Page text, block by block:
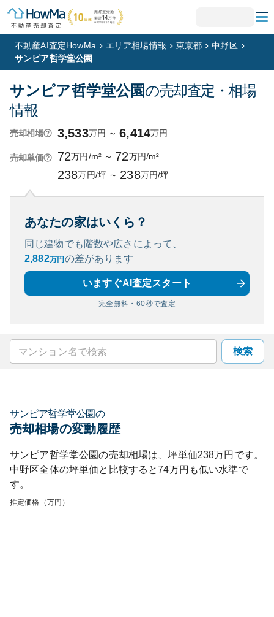
不動産AI査定HowMa エリア相場情報 東京都
中野区
サンピア哲学堂公園
サンピア哲学堂公園の売却査定・相場
情報
売却相場 3,533万円 ～ 6,414万円
売却単価 72万円/m² ～ 72万円/m²
238万円/坪 ～ 238万円/坪
あなたの家はいくら？
同じ建物でも階数や広さによって、
2,882万円 の差があります
いますぐAI査定スタート
完全無料・60秒で査定
検索
サンピア哲学堂公園の
売却相場の変動履歴
サンピア哲学堂公園の売却相場は、坪単価238万円です。
中野区全体の坪単価と比較すると74万円も低い水準で
す。
推定価格（万円）